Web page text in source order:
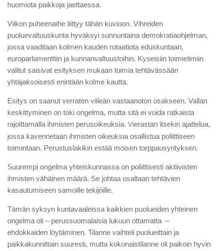
huomiota paikkoja jaettaessa.
Viikon puheenaihe liittyy tähän kuvioon. Vihreiden
puoluevaltuuskunta hyväksyi sunnuntaina demokratiaohjelman,
jossa vaaditaan kolmen kauden rotaatiota eduskuntaan,
europarlamenttiin ja kunnanvaltuustoihin. Kyseisiin toimielimiin
valitut saisivat esityksen mukaan toimia tehtävässään
yhtäjaksoisesti enintään kolme kautta.
Esitys on saanut verraten viileän vastaanoton osakseen. Vallan
keskittyminen on toki ongelma, mutta sitä ei voida ratkaista
rajoittamalla ihmisten perusoikeuksia. Vierastan itsekin ajattelua,
jossa kavennetaan ihmisten oikeuksia osallistua poliittiseen
toimintaan. Perustuslakikin estää moisen torppausyrityksen.
Suurempi ongelma yhteiskunnassa on poliittisesti aktiivisten
ihmisten vähäinen määrä. Se johtaa osaltaan tehtävien
kasautumiseen samoille tekijöille.
Tämän syksyn kuntavaaleissa kaikkien puolueiden yhteinen
ongelma oli – perussuomalaisia lukuun ottamatta –
ehdokkaiden löytäminen. Tilanne vaihteli puolueittain ja
paikkakunnittain suuresti, mutta kokonaistilanne oli paikoin hyvin